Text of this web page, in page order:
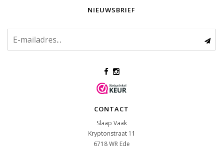
NIEUWSBRIEF
CONTACT
Slaap Vaak
Kryptonstraat 11
6718 WR Ede